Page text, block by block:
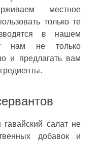
местное
только те
в нашем
нам не только
и предлагать вам
салат не
добавок и